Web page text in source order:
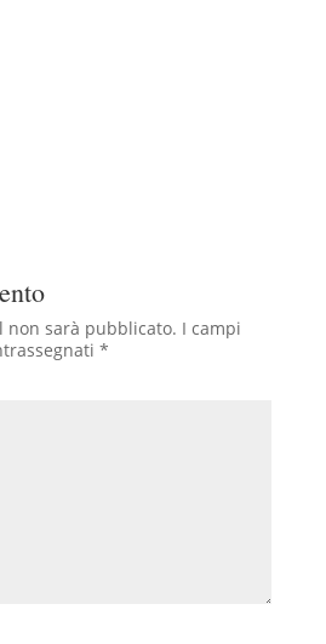
non sarà pubblicato. I campi
*